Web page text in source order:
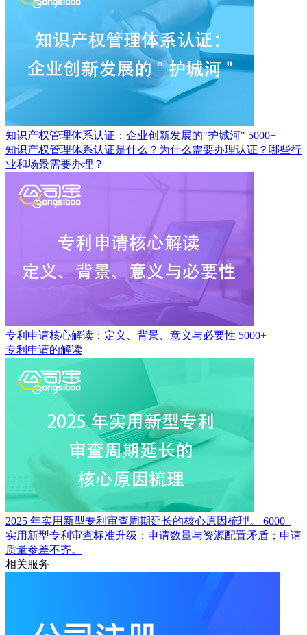
知识产权管理体系认证：企业创新发展的"护城河" 5000+
知识产权管理体系认证是什么？为什么需要办理认证？哪些行
业和场景需要办理？
专利申请核心解读：定义、背景、意义与必要性 5000+
专利申请的解读
2025 年实用新型专利审查周期延长的核心原因梳理。
6000+
实用新型专利审查标准升级；申请数量与资源配置矛盾；申请
质量参差不齐。
相关服务